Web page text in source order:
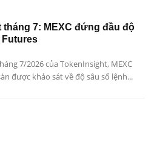
tháng 7: MEXC đứng đầu độ
Futures
7/2026 của TokenInsight, MEXC
được khảo sát về độ sâu sổ lệnh...